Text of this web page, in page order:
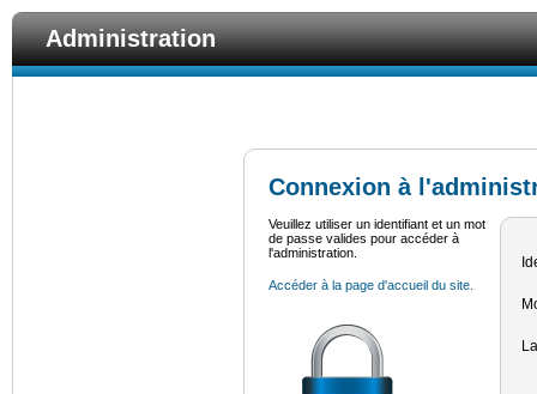
Administration
Connexion à
Veuillez utiliser un identifiant et un mot
de passe valides pour accéder à
l'administration.
Accéder à la page d'accueil du site.